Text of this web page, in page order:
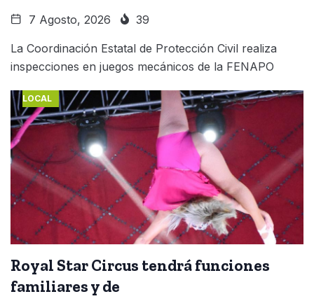
7 Agosto, 2026 39
La Coordinación Estatal de Protección Civil realiza
inspecciones en juegos mecánicos de la FENAPO
LOCAL
Royal Star Circus tendrá funciones
familiares y de